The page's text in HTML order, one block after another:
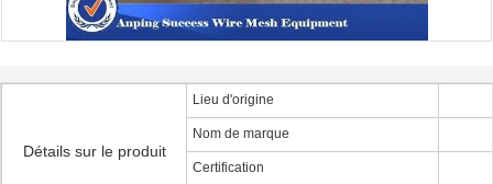
Détails sur le produit
Lieu d'origine
Nom de marque
Certification